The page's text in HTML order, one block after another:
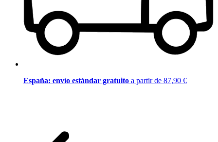
España: envío estándar gratuito a partir de 87,90 €